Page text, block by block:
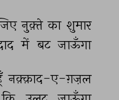
नुक़्ते का शुमार
में बट जाऊँगा
नक़्क़ाद-ए-ग़ज़ल